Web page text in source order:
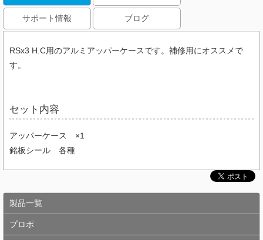
サポート情報 ブログ
RSx3 H.C用のアルミアッパーケースです。補修用にオススメで
す。
セット内容
アッパーケース ×1
銘板シール 各種
製品一覧
プロポ